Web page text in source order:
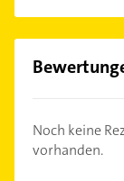
Noch keine
vorhanden.